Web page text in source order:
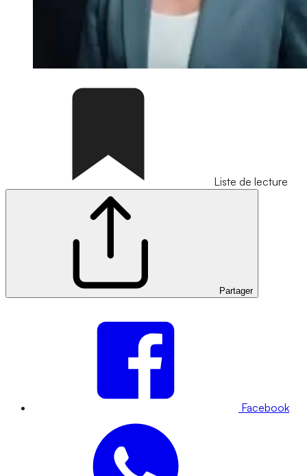
Liste de lecture
Partager
Facebook